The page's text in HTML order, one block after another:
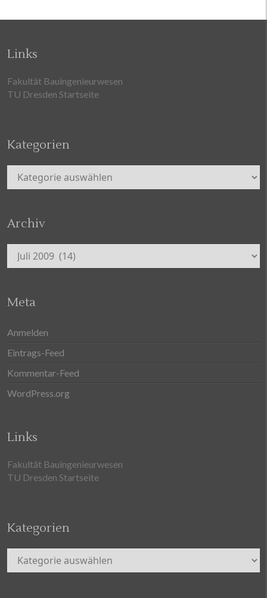
Links
Fakultät Bauingenieurwesen
TU Dresden Startseite
Kategorien
Kategorien
Archiv
Archiv
Meta
Anmelden
Eintrags-Feed
Kommentar-Feed
WordPress.org
Links
Fakultät Bauingenieurwesen
TU Dresden Startseite
Kategorien
Kategorien